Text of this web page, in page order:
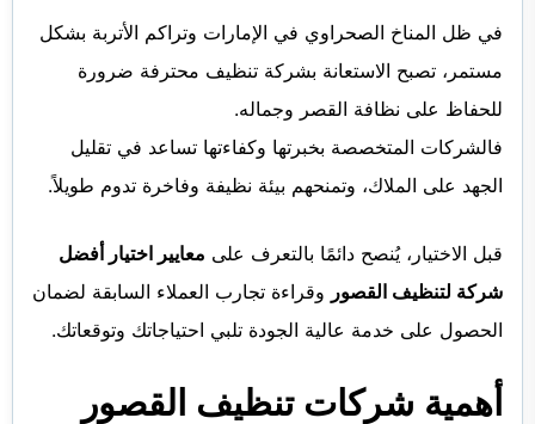
في ظل المناخ الصحراوي في الإمارات وتراكم الأتربة بشكل
مستمر، تصبح الاستعانة بشركة تنظيف محترفة ضرورة
للحفاظ على نظافة القصر وجماله.
فالشركات المتخصصة بخبرتها وكفاءتها تساعد في تقليل
الجهد على الملاك، وتمنحهم بيئة نظيفة وفاخرة تدوم طويلاً.
قبل الاختيار، يُنصح دائمًا بالتعرف على معايير اختيار أفضل
شركة لتنظيف القصور وقراءة تجارب العملاء السابقة لضمان
الحصول على خدمة عالية الجودة تلبي احتياجاتك وتوقعاتك.
أهمية شركات تنظيف القصور